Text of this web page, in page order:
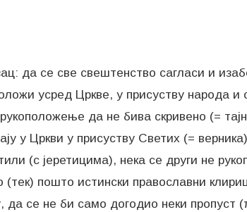
да се све свештенство сагласи и
усред Цркве, у присуству народа
да не бива скривено (=
у Цркви у присуству Светих (=
(с јеретицима), нека се други не
пошто истински православни
се не би само догодио неки пропуст